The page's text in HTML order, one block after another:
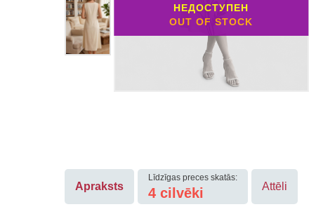
НЕДОСТУПЕН
OUT OF STOCK
Apraksts
Līdzīgas preces skatās:
4 cilvēki Attēli